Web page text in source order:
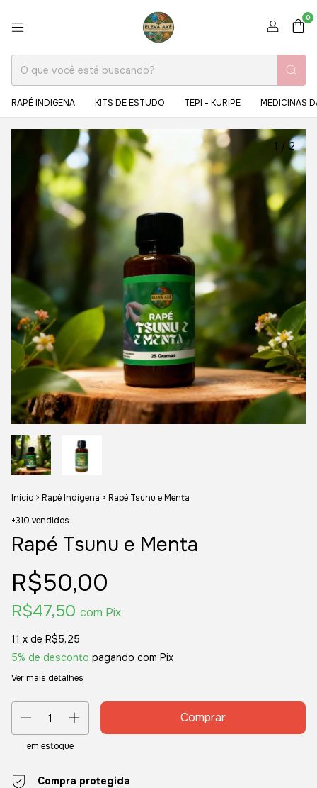
0
RAPÉ INDIGENA KITS DE ESTUDO TEPI - KURIPE MEDICINAS
1 / 2
Início > Rapé Indigena > Rapé Tsunu e Menta
+310 vendidos
Rapé Tsunu e Menta
R$50,00
R$47,50 com Pix
11 x de R$5,25
5% de desconto pagando com Pix
Ver mais detalhes
em estoque
Compra protegida